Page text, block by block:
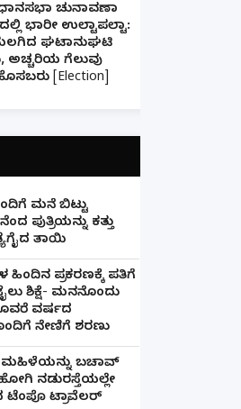
ಚುನಾವಣಾ
ಭಾರೀ ಉಲ್ಟಾಪಲ್ಟಾ:
ಘಟಾನುಘಟಿ
ಅಚ್ಚರಿಯ ಗೆಲುವು
[Election]
ಮನೆ ಬಿಟ್ಟು
ಪುತ್ರಿಯನ್ನು ಕತ್ತು
ತಾಯಿ
ಹಿಂದಿನ ಪ್ರಕರಣಕ್ಕೆ ಪತಿಗೆ
ಶಿಕ್ಷೆ- ಮನನೊಂದು
ವರ್ಷದ
ನೇಣಿಗೆ ಶರಣು
ಮಹಿಳೆಯನ್ನು ಬಚಾವ್
ನಡುರಸ್ತೆಯಲ್ಲೇ
ಟೆಂಪೊ ಟ್ರಾವೆಲರ್